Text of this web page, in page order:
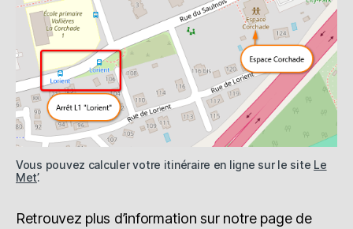
Vous pouvez calculer votre itinéraire en ligne sur le site Le
Met’.
Retrouvez plus d’information sur notre page de